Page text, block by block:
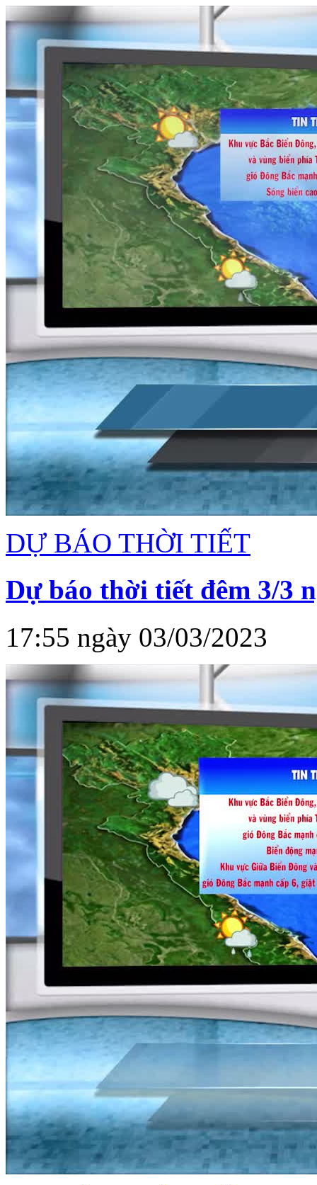
DỰ BÁO THỜI TIẾT
Dự báo thời tiết đêm 3/3
17:55 ngày 03/03/2023